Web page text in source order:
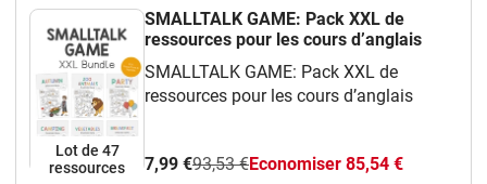
illustrées (flashcards) pour apprendre les
mots essentiels,Des jeux amusants :
Who has…?,Des fiches d’activités
différenciées, pour tous les niveaux,Des
découper pour des activités manuelles et
créatives.Ce pack permet de travailler :Le
Lot de 47
ressources
SMALLTALK GAME: Pack XXL de
ressources pour les cours d’anglais
SMALLTALK GAME: Pack XXL de
ressources pour les cours d’anglais
7,99 €93,53 €Economiser 85,54 €